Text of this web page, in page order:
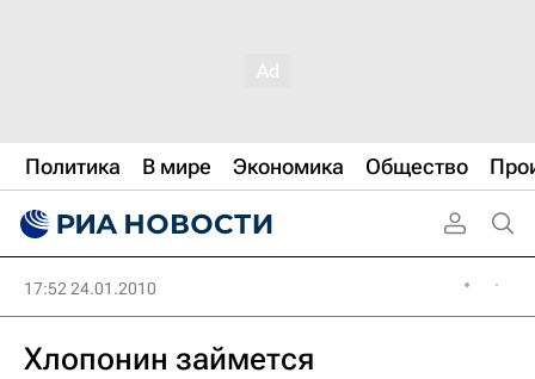
Политика В мире Экономика Общество
17:52 24.01.2010
Хлопонин займется